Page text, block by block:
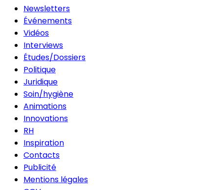
Newsletters
Événements
Vidéos
Interviews
Études/Dossiers
Politique
Juridique
Soin/hygiène
Animations
Innovations
RH
Inspiration
Contacts
Publicité
Mentions légales